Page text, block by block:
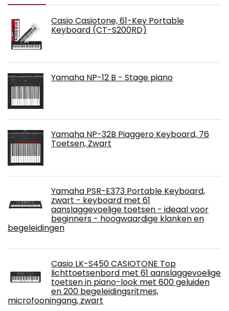
Casio Casiotone, 61-Key Portable
Keyboard (CT-S200RD)
Yamaha NP-12 B - Stage piano
Yamaha NP-32B Piaggero Keyboard, 76
Toetsen, Zwart
Yamaha PSR-E373 Portable Keyboard,
zwart - keyboard met 61
aanslaggevoelige toetsen - ideaal voor
beginners - hoogwaardige klanken en
begeleidingen
Casio LK-S450 CASIOTONE Top
lichttoetsenbord met 61 aanslaggevoelige
toetsen in piano-look met 600 geluiden
en 200 begeleidingsritmes,
microfooningang, zwart